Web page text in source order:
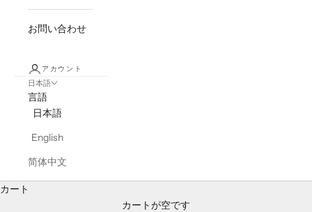
お問い合わせ
アカウント
日本語
言語
日本語
English
简体中文
カート
カートが空です